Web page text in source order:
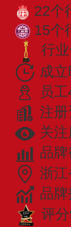
22个
15个
行
成
员
注册
关
品
浙
品
评